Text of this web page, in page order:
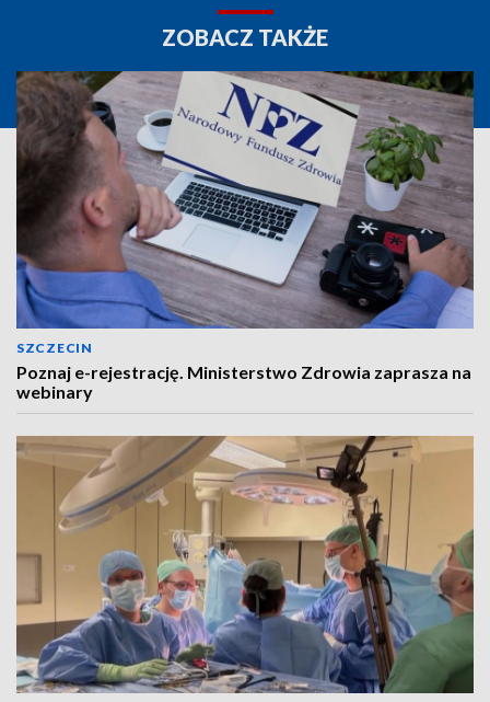
ZOBACZ TAKŻE
SZCZECIN
Poznaj e-rejestrację. Ministerstwo Zdrowia zaprasza na
webinary